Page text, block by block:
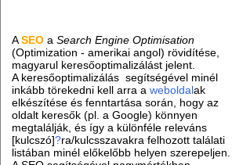
ASEO aSearch Engine Optimisation
(Optimization - amerikai angol) rövidítése,
magyarul keresőoptimalizálást jelent.
A keresőoptimalizálás segítségével minél
inkább törekedni kell arra aweboldalak
elkészítése és fenntartása során, hogy az
oldalt keresők (pl. a Google) könnyen
megtalálják, és így a különféle releváns
[kulcszó]?ra/kulcsszavakra felhozott találati
listában minél előkelőbb helyen szerepeljen.